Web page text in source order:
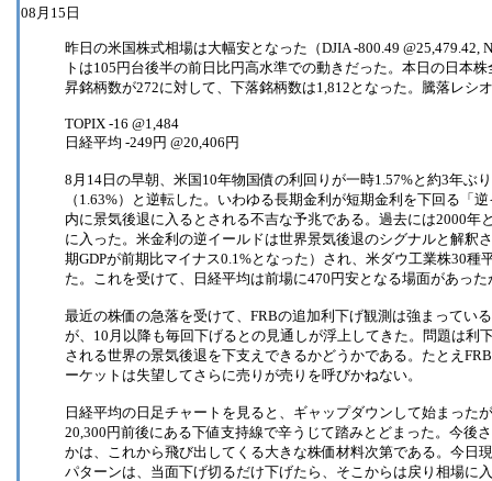
08月15日
昨日の米国株式相場は大幅安となった（DJIA -800.49 @25,479.42,
トは105円台後半の前日比円高水準での動きだった。本日の日本
昇銘柄数が272に対して、下落銘柄数は1,812となった。騰落レシ
TOPIX -16 @1,484
日経平均 -249円 @20,406円
8月14日の早朝、米国10年物国債の利回りが一時1.57%と約3年ぶ
（1.63%）と逆転した。いわゆる長期金利が短期金利を下回る「
内に景気後退に入るとされる不吉な予兆である。過去には2000年
に入った。米金利の逆イールドは世界景気後退のシグナルと解釈
期GDPが前期比マイナス0.1%となった）され、米ダウ工業株30
た。これを受けて、日経平均は前場に470円安となる場面があっ
最近の株価の急落を受けて、FRBの追加利下げ観測は強まってい
が、10月以降も毎回下げるとの見通しが浮上してきた。問題は利
される世界の景気後退を下支えできるかどうかである。たとえ
ーケットは失望してさらに売りが売りを呼びかねない。
日経平均の日足チャートを見ると、ギャップダウンして始まった
20,300円前後にある下値支持線で辛うじて踏みとどまった。今後
かは、これから飛び出してくる大きな株価材料次第である。今日
パターンは、当面下げ切るだけ下げたら、そこからは戻り相場に